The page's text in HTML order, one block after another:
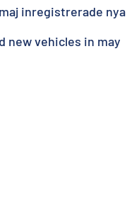
inregistrerade nya
new vehicles in may